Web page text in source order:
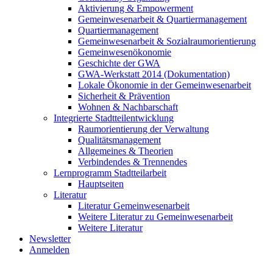
Aktivierung & Empowerment
Gemeinwesenarbeit & Quartiermanagement
Quartiermanagement
Gemeinwesenarbeit & Sozialraumorientierung
Gemeinwesenökonomie
Geschichte der GWA
GWA-Werkstatt 2014 (Dokumentation)
Lokale Ökonomie in der Gemeinwesenarbeit
Sicherheit & Prävention
Wohnen & Nachbarschaft
Integrierte Stadtteilentwicklung
Raumorientierung der Verwaltung
Qualitätsmanagement
Allgemeines & Theorien
Verbindendes & Trennendes
Lernprogramm Stadtteilarbeit
Hauptseiten
Literatur
Literatur Gemeinwesenarbeit
Weitere Literatur zu Gemeinwesenarbeit
Weitere Literatur
Newsletter
Anmelden